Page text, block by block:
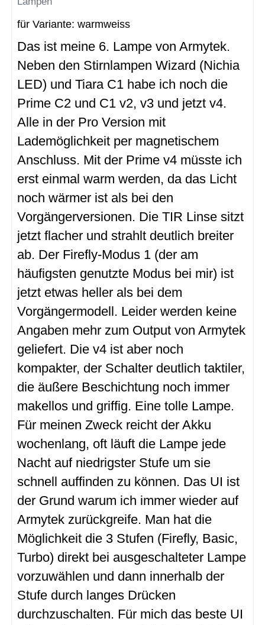
für Variante: warmweiss
Das ist meine 6. Lampe von Armytek.
Neben den Stirnlampen Wizard (Nichia
LED) und Tiara C1 habe ich noch die
Prime C2 und C1 v2, v3 und jetzt v4.
Alle in der Pro Version mit
Lademöglichkeit per magnetischem
Anschluss. Mit der Prime v4 müsste ich
erst einmal warm werden, da das Licht
noch wärmer ist als bei den
Vorgängerversionen. Die TIR Linse sitzt
jetzt flacher und strahlt deutlich breiter
ab. Der Firefly-Modus 1 (der am
häufigsten genutzte Modus bei mir) ist
jetzt etwas heller als bei dem
Vorgängermodell. Leider werden keine
Angaben mehr zum Output von Armytek
geliefert. Die v4 ist aber noch
kompakter, der Schalter deutlich taktiler,
die äußere Beschichtung noch immer
makellos und griffig. Eine tolle Lampe.
Für meinen Zweck reicht der Akku
wochenlang, oft läuft die Lampe jede
Nacht auf niedrigster Stufe um sie
schnell auffinden zu können. Das UI ist
der Grund warum ich immer wieder auf
Armytek zurückgreife. Man hat die
Möglichkeit die 3 Stufen (Firefly, Basic,
Turbo) direkt bei ausgeschalteter Lampe
vorzuwählen und dann innerhalb der
Stufe durch langes Drücken
durchzuschalten. Für mich das beste UI